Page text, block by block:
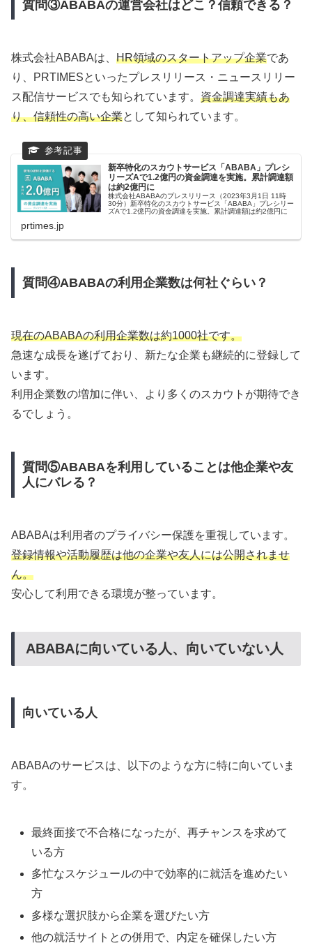
質問③ABABAの運営会社はどこ？信頼できる？
株式会社ABABAは、 HR領域のスタートアップ企業であ
り、PRTIMESといったプレスリリース・ニュースリリー
ス配信サービスでも知られています。 資金調達実績もあ
り、信頼性の高い企業として知られています。
新卒特化のスカウトサービス「ABABA」プレシ
リーズAで1.2億円の資金調達を実施。累計調達額
は約2億円に
株式会社ABABAのプレスリリース（2023年3月1日 11時
30分）新卒特化のスカウトサービス「ABABA」プレシリー
ズAで1.2億円の資金調達を実施。累計調達額は約2億円に
prtimes.jp
質問④ABABAの利用企業数は何社ぐらい？
現在のABABAの利用企業数は約1000社です。
急速な成長を遂げており、新たな企業も継続的に登録して
います。
利用企業数の増加に伴い、より多くのスカウトが期待でき
るでしょう。
質問⑤ABABAを利用していることは他企業や友
人にバレる？
ABABAは利用者のプライバシー保護を重視しています。
登録情報や活動履歴は他の企業や友人には公開されませ
ん。
安心して利用できる環境が整っています。
ABABAに向いている人、向いていない人
向いている人
ABABAのサービスは、以下のような方に特に向いていま
す。
最終面接で不合格になったが、再チャンスを求めて
いる方
多忙なスケジュールの中で効率的に就活を進めたい
方
多様な選択肢から企業を選びたい方
他の就活サイトとの併用で、内定を確保したい方